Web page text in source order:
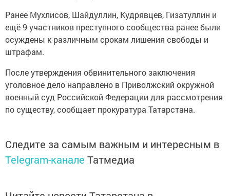
Ранее Мухлисов, Шайдуллин, Кудрявцев, Гизатуллин и
ещё 9 участников преступного сообщества ранее были
осуждены к различным срокам лишения свободы и
штрафам.
После утверждения обвинительного заключения
уголовное дело направлено в Приволжский окружной
военный суд Российской Федерации для рассмотрения
по существу, сообщает прокуратура Татарстана.
Следите за самым важным и интересным в
Telegram-канале Татмедиа